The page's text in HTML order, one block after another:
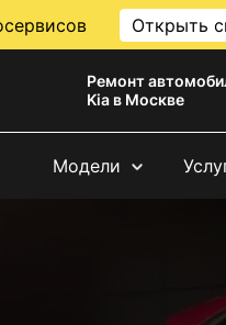
Открыть
Ремонт
Kia в Москве
Модели